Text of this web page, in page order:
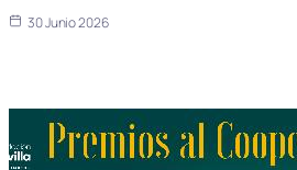
30 Junio 2026